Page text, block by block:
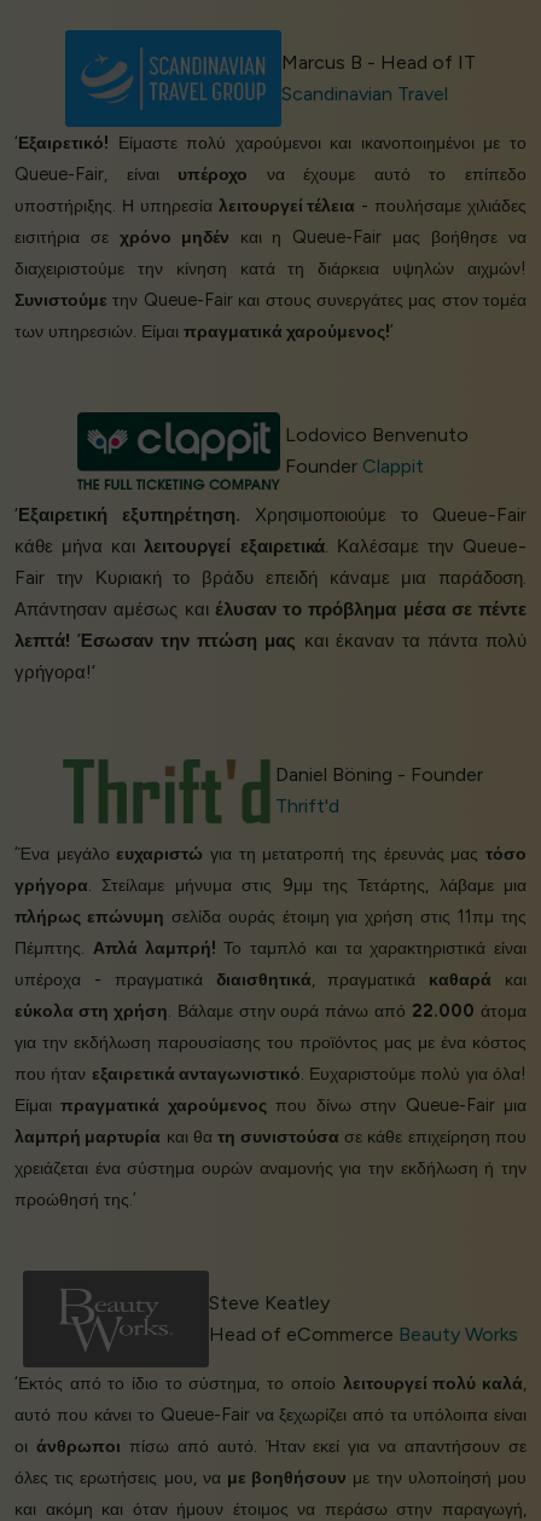
Marcus B - Head of IT
Scandinavian Travel
‘Εξαιρετικό! Είμαστε πολύ χαρούμενοι και ικανοποιημένοι με το
Queue-Fair, είναι υπέροχο να έχουμε αυτό το επίπεδο
υποστήριξης. Η υπηρεσία λειτουργεί τέλεια - πουλήσαμε χιλιάδες
εισιτήρια σε χρόνο μηδέν και η Queue-Fair μας βοήθησε να
διαχειριστούμε την κίνηση κατά τη διάρκεια υψηλών αιχμών!
Συνιστούμε την Queue-Fair και στους συνεργάτες μας στον τομέα
των υπηρεσιών. Είμαι πραγματικά χαρούμενος!’
Lodovico Benvenuto
Founder Clappit
‘Εξαιρετική εξυπηρέτηση. Χρησιμοποιούμε το Queue-Fair
κάθε μήνα και λειτουργεί εξαιρετικά. Καλέσαμε την Queue-
Fair την Κυριακή το βράδυ επειδή κάναμε μια παράδοση.
Απάντησαν αμέσως και έλυσαν το πρόβλημα μέσα σε πέντε
λεπτά! Έσωσαν την πτώση μας και έκαναν τα πάντα πολύ
γρήγορα!’
Daniel Böning - Founder
Thrift'd
‘Ένα μεγάλοευχαριστώ για τη μετατροπή της έρευνάς μαςτόσο
γρήγορα. Στείλαμε μήνυμα στις 9μμ της Τετάρτης, λάβαμε μια
πλήρως επώνυμη σελίδα ουράς έτοιμη για χρήση στις 11πμ της
Πέμπτης. Απλά λαμπρή! Το ταμπλό και τα χαρακτηριστικά είναι
υπέροχα - πραγματικά διαισθητικά, πραγματικά καθαρά και
εύκολα στη χρήση. Βάλαμε στην ουρά πάνω από 22.000 άτομα
για την εκδήλωση παρουσίασης του προϊόντος μας με ένα κόστος
που ήταν εξαιρετικά ανταγωνιστικό. Ευχαριστούμε πολύ για όλα!
Είμαιπραγματικά χαρούμενος που δίνω στην Queue-Fair μια
λαμπρή μαρτυρία και θατη συνιστούσα σε κάθε επιχείρηση που
χρειάζεται ένα σύστημα ουρών αναμονής για την εκδήλωση ή την
προώθησή της.’
Steve Keatley
Head of eCommerce Beauty Works
‘Εκτός από το ίδιο το σύστημα, το οποίο λειτουργεί πολύ καλά,
αυτό που κάνει το Queue-Fair να ξεχωρίζει από τα υπόλοιπα είναι
οι άνθρωποι πίσω από αυτό. Ήταν εκεί για να απαντήσουν σε
όλες τις ερωτήσεις μου, να με βοηθήσουν με την υλοποίησή μου
και ακόμη και όταν ήμουν έτοιμος να περάσω στην παραγωγή,